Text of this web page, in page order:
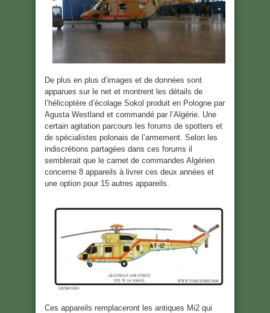
De plus en plus d’images et de données sont
apparues sur le net et montrent les détails de
l’hélicoptère d’écolage Sokol produit en Pologne par
Agusta Westland et commandé par l’Algérie. Une
certain agitation parcours les forums de spotters et
de spécialistes polonais de l’armement. Selon les
indiscrétions partagées dans ces forums il
semblerait que le carnet de commandes Algérien
concerne 8 appareils à livrer ces deux années et
une option pour 15 autres appareils.
Ces appareils remplaceront les antiques Mi2 qui